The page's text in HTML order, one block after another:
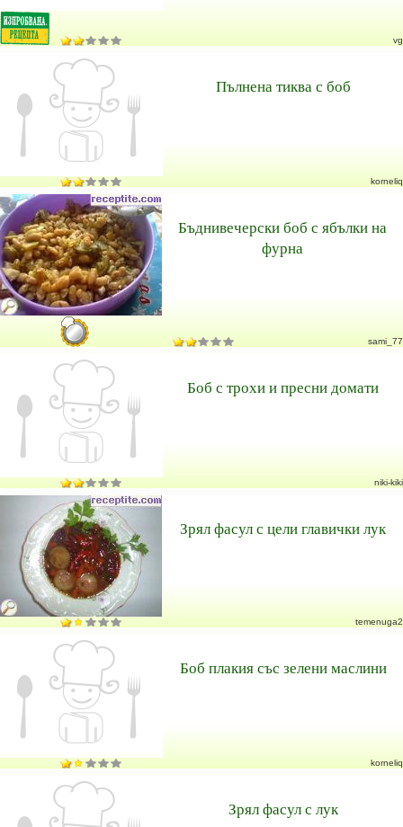
vg
Пълнена тиква с боб
korneliq
Бъднивечерски боб с ябълки на
фурна
sami_77
Боб с трохи и пресни домати
niki-kiki
Зрял фасул с цели главички лук
temenuga2
Боб плакия със зелени маслини
korneliq
Зрял фасул с лук